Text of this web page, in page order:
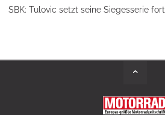
SBK: Tulovic setzt seine Siegesserie fort
Back